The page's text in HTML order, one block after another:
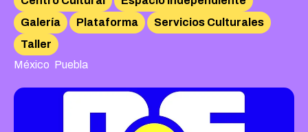
Galería
Plataforma
Servicios Culturales
Taller
México Puebla